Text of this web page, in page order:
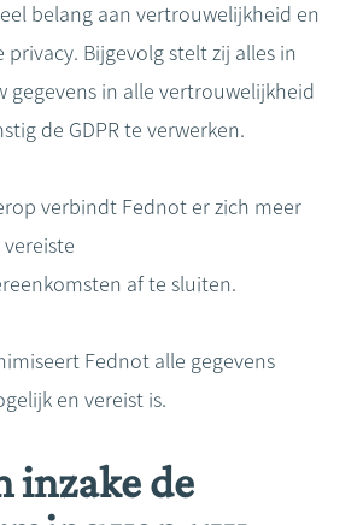
belang aan vertrouwelijkheid en
privacy. Bijgevolg stelt zij alles in
gegevens in alle vertrouwelijkheid
de GDPR te verwerken.
verbindt Fednot er zich meer
af te sluiten.
Fednot alle gegevens
en vereist is.
inzake de